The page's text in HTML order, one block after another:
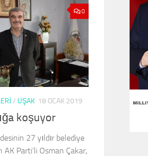
0
/ UŞAK 18 OCAK 2019
koşuyor
27 yıldır belediye
AK Parti’li Osman Çakar,